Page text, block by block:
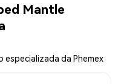
Mantle
especializada da Phemex